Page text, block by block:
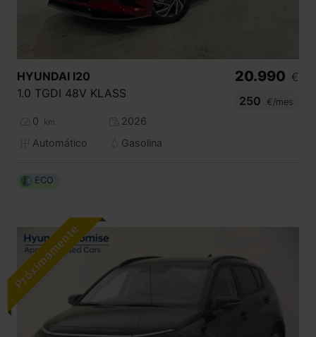
HYUNDAI I20
1.0 TGDI 48V KLASS
0 km
2026
Automático
Gasolina
20.990 €
250
€/mes
ECO